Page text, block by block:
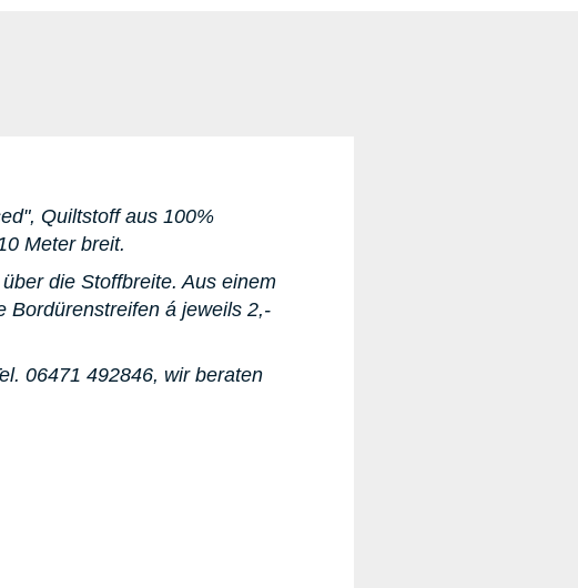
", Quiltstoff aus 100%
Meter breit.
die Stoffbreite. Aus einem
Bordürenstreifen á jeweils 2,-
06471 492846, wir beraten